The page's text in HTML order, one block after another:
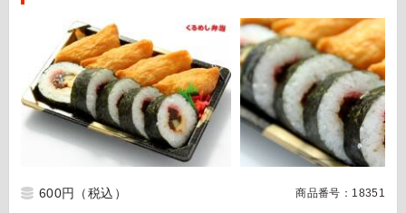
600円 （税込） 商品番号：18351